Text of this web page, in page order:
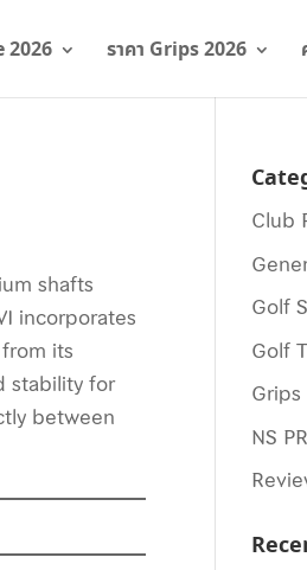
2026 ราคา Grips 2026
shafts
incorporates
its
stability for
between
Club
Golf
Golf
Grips
NS